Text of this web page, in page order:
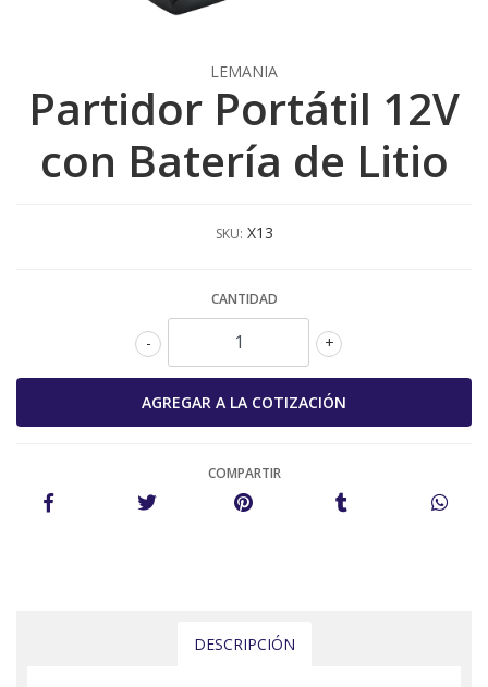
LEMANIA
Partidor Portátil 12V
con Batería de Litio
SKU: X13
CANTIDAD
+
-
COMPARTIR
DESCRIPCIÓN